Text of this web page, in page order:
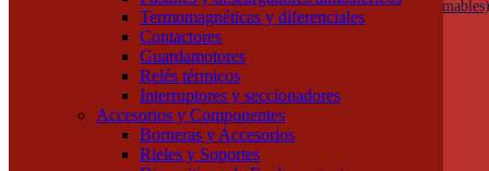
Termomagnéticas y diferenciales
Contactores
Guardamotores
Relés térmicos
Interruptores y seccionadores
Accesorios y Componentes
Borneras y Accesorios
Rieles y Soportes
PLC (Controladores Lógicos
HMI (Interfaces Hombre-Máquina)
IPC (Industrial PCs)
Interfaces y Comunicaciones
Relés de medición y control
Sensores
Variadores
Maniobra y Protección
Dispositivos de Comando y Señalización